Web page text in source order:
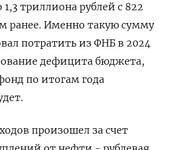
триллиона рублей с 822
ранее. Именно такую сумму
потратить из ФНБ в 2024
дефицита бюджета,
по итогам года
произошел за счет